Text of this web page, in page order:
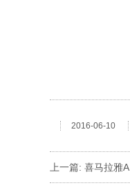
2016-06-10
上一篇: 喜马拉雅A